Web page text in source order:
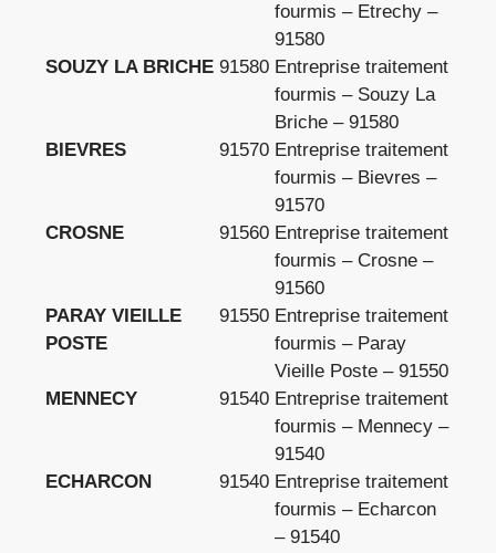
fourmis – Etrechy –
91580
SOUZY LA BRICHE 91580 Entreprise traitement
fourmis – Souzy La
Briche – 91580
BIEVRES
91570 Entreprise traitement
fourmis – Bievres –
91570
CROSNE
91560 Entreprise traitement
fourmis – Crosne –
91560
PARAY VIEILLE
POSTE
91550 Entreprise traitement
fourmis – Paray
Vieille Poste – 91550
MENNECY
91540 Entreprise traitement
fourmis – Mennecy –
91540
ECHARCON
91540 Entreprise traitement
fourmis – Echarcon
– 91540